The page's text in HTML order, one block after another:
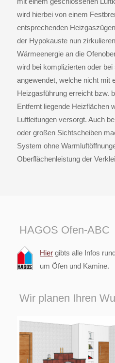
HAGOS Ofen-ABC
Hier gibts alle Infos
um Öfen und Kamine.
Wir planen Ihren
wird hierbei von einem
entsprechenden
der Hypokauste nun
Wärmeenergie an die
wird bei komplizierten oder
angewendet, welche nicht mit
Heizgasführung erreicht bzw.
Entfernt liegende Heizflächen
Luftleitungen versorgt. Auch
oder großen Sichtscheiben
System ohne
Oberflächenleistung der